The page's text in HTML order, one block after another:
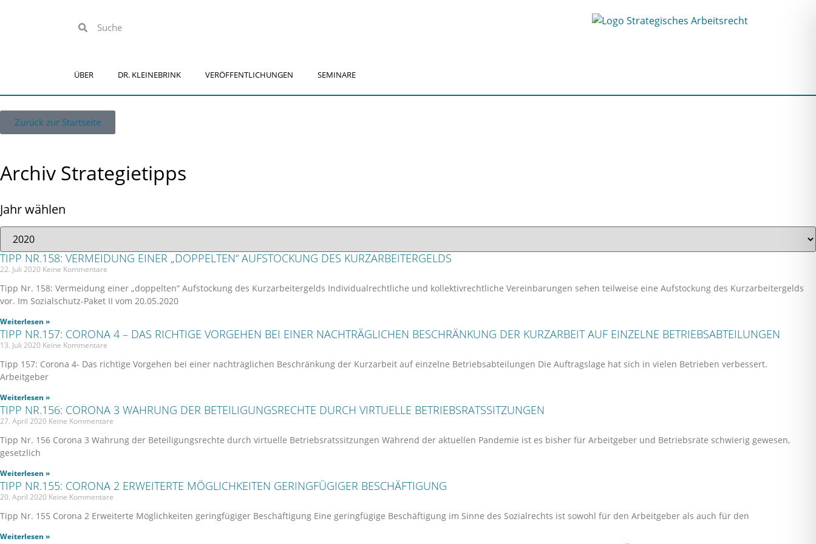
ÜBER DR. KLEINEBRINK VERÖFFENTLICHUNGEN SEMINARE
Zurück zur Startseite
Archiv Strategietipps
Jahr wählen
TIPP NR.158: VERMEIDUNG EINER „DOPPELTEN“ AUFSTOCKUNG DES KURZARBEITERGELDS
22. Juli 2020 Keine Kommentare
Tipp Nr. 158: Vermeidung einer „doppelten“ Aufstockung des Kurzarbeitergelds Individualrechtliche und kollektivrechtliche Vereinbarungen sehen teilweise eine Aufstockung des Kurzarbeitergelds
vor. Im Sozialschutz-Paket II vom 20.05.2020
Weiterlesen »
TIPP NR.157: CORONA 4 – DAS RICHTIGE VORGEHEN BEI EINER NACHTRÄGLICHEN BESCHRÄNKUNG DER KURZARBEIT AUF EINZELNE BETRIEBSABTEILUNGEN
13. Juli 2020 Keine Kommentare
Tipp 157: Corona 4- Das richtige Vorgehen bei einer nachträglichen Beschränkung der Kurzarbeit auf einzelne Betriebsabteilungen Die Auftragslage hat sich in vielen Betrieben verbessert.
Arbeitgeber
Weiterlesen »
TIPP NR.156: CORONA 3 WAHRUNG DER BETEILIGUNGSRECHTE DURCH VIRTUELLE BETRIEBSRATSSITZUNGEN
27. April 2020 Keine Kommentare
Tipp Nr. 156 Corona 3 Wahrung der Beteiligungsrechte durch virtuelle Betriebsratssitzungen Während der aktuellen Pandemie ist es bisher für Arbeitgeber und Betriebsräte schwierig gewesen,
gesetzlich
Weiterlesen »
TIPP NR.155: CORONA 2 ERWEITERTE MÖGLICHKEITEN GERINGFÜGIGER BESCHÄFTIGUNG
20. April 2020 Keine Kommentare
Tipp Nr. 155 Corona 2 Erweiterte Möglichkeiten geringfügiger Beschäftigung Eine geringfügige Beschäftigung im Sinne des Sozialrechts ist sowohl für den Arbeitgeber als auch für den
Weiterlesen »